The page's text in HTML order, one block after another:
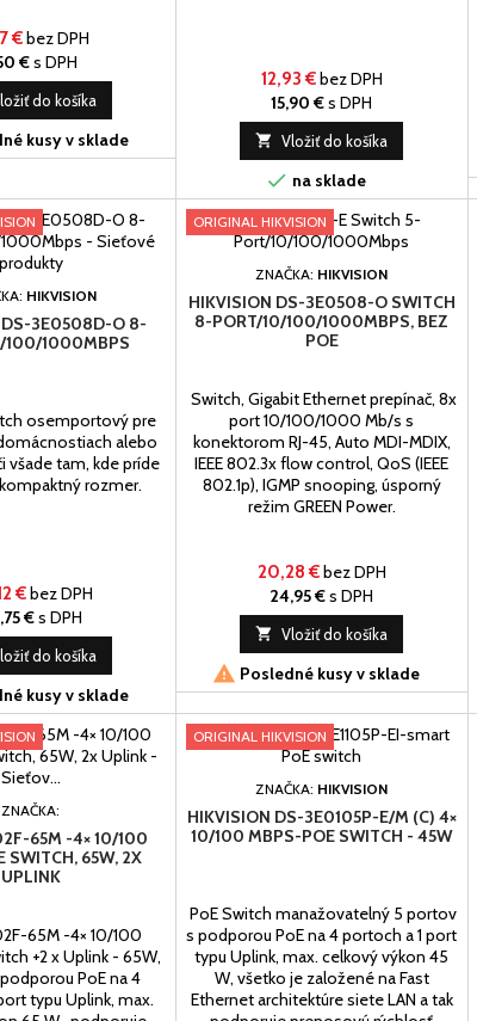
€bez DPH
€s DPH
do košíka
kusy v sklade
12,93 €bez DPH
15,90 €s DPH
 Vložiť do košíka
 na sklade
HIKVISION
DS-3E0508D-O 8-
100/1000MBPS
osemportový pre
alebo
všade tam, kde príde
rozmer.
€bez DPH
€s DPH
do košíka
kusy v sklade
ORIGINAL HIKVISION
ZNAČKA: HIKVISION
HIKVISION DS-3E0508-O SWITCH
8-PORT/10/100/1000MBPS, BEZ
POE
Switch, Gigabit Ethernet prepínač, 8x
port 10/100/1000 Mb/s s
konektorom RJ-45, Auto MDI-MDIX,
IEEE 802.3x flow control, QoS (IEEE
802.1p), IGMP snooping, úsporný
režim GREEN Power.
20,28 €bez DPH
24,95 €s DPH
 Vložiť do košíka
 Posledné kusy v sklade
ZNAČKA:
65M -4× 10/100
SWITCH, 65W, 2X
UPLINK
65M -4× 10/100
+2 x Uplink - 65W,
PoE na 4
typu Uplink, max.
ORIGINAL HIKVISION
ZNAČKA: HIKVISION
HIKVISION DS-3E0105P-E/M (C) 4×
10/100 MBPS-POE SWITCH - 45W
PoE Switch manažovatelný 5 portov
s podporou PoE na 4 portoch a 1 port
typu Uplink, max. celkový výkon 45
W, všetko je založené na Fast
Ethernet architektúre siete LAN a tak